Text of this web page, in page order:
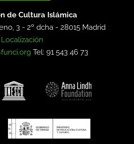
de Cultura Islámica
3 - 2º dcha -28015 Madrid
Localización
Tel: 91 543 46 73